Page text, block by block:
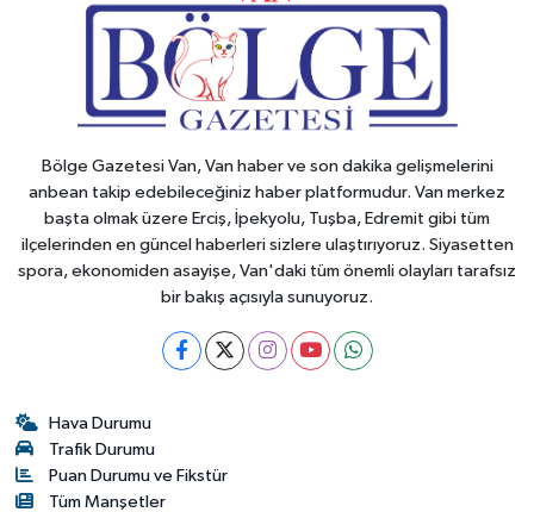
Bölge Gazetesi Van, Van haber ve son dakika gelişmelerini
anbean takip edebileceğiniz haber platformudur. Van merkez
başta olmak üzere Erciş, İpekyolu, Tuşba, Edremit gibi tüm
ilçelerinden en güncel haberleri sizlere ulaştırıyoruz. Siyasetten
spora, ekonomiden asayişe, Van'daki tüm önemli olayları tarafsız
bir bakış açısıyla sunuyoruz.
Hava Durumu
Trafik Durumu
Puan Durumu ve Fikstür
Tüm Manşetler